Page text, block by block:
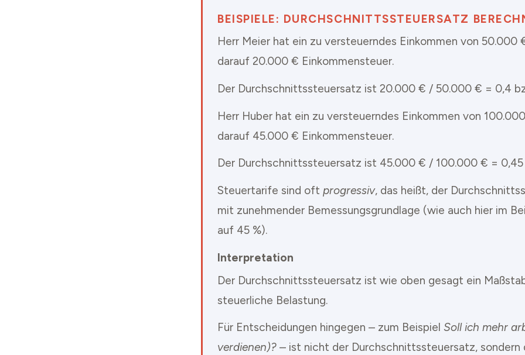
BEISPIELE: DURCHSCHNITTSSTEUERSATZ
Herr Meier hat ein zu versteuerndes Einkommen von 50.000
darauf 20.000 € Einkommensteuer.
Der Durchschnittssteuersatz ist 20.000 € / 50.000 € = 0,4
Herr Huber hat ein zu versteuerndes Einkommen von
darauf 45.000 € Einkommensteuer.
Der Durchschnittssteuersatz ist 45.000 € / 100.000 € = 0,45
Steuertarife sind oft progressiv, das heißt, der
mit zunehmender Bemessungsgrundlage (wie auch hier im
auf 45 %).
Interpretation
Der Durchschnittssteuersatz ist wie oben gesagt ein
steuerliche Belastung.
Für Entscheidungen hingegen – zum Beispiel Soll ich mehr
verdienen)? – ist nicht der Durchschnittssteuersatz, sondern